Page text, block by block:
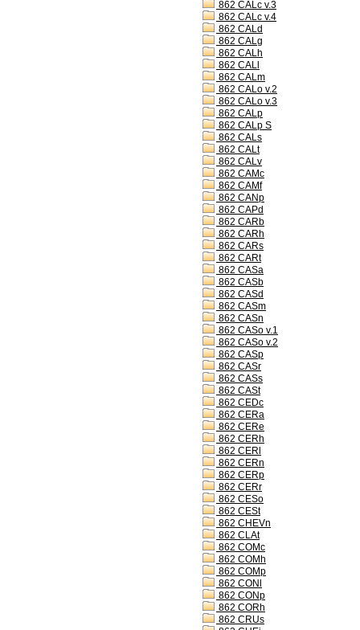
862 CALc v.3
862 CALc v.4
862 CALd
862 CALg
862 CALh
862 CALl
862 CALm
862 CALo v.2
862 CALo v.3
862 CALp
862 CALp S
862 CALs
862 CALt
862 CALv
862 CAMc
862 CAMf
862 CANp
862 CAPd
862 CARb
862 CARh
862 CARs
862 CARt
862 CASa
862 CASb
862 CASd
862 CASm
862 CASn
862 CASo v.1
862 CASo v.2
862 CASp
862 CASr
862 CASs
862 CASt
862 CEDc
862 CERa
862 CERe
862 CERh
862 CERl
862 CERn
862 CERp
862 CERr
862 CESo
862 CESt
862 CHEVn
862 CLAt
862 COMc
862 COMh
862 COMp
862 CONl
862 CONp
862 CORh
862 CRUs